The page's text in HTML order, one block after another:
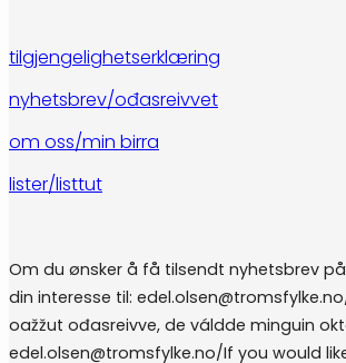
tilgjengelighetserklæring
nyhetsbrev/ođasreivvet
om oss/min birra
lister/listtut
Om du ønsker å få tilsendt nyhetsbrev
din interesse til:
oažžut ođasreivve, de váldde minguin
edel.olsen@tromsfylke.no/If you would